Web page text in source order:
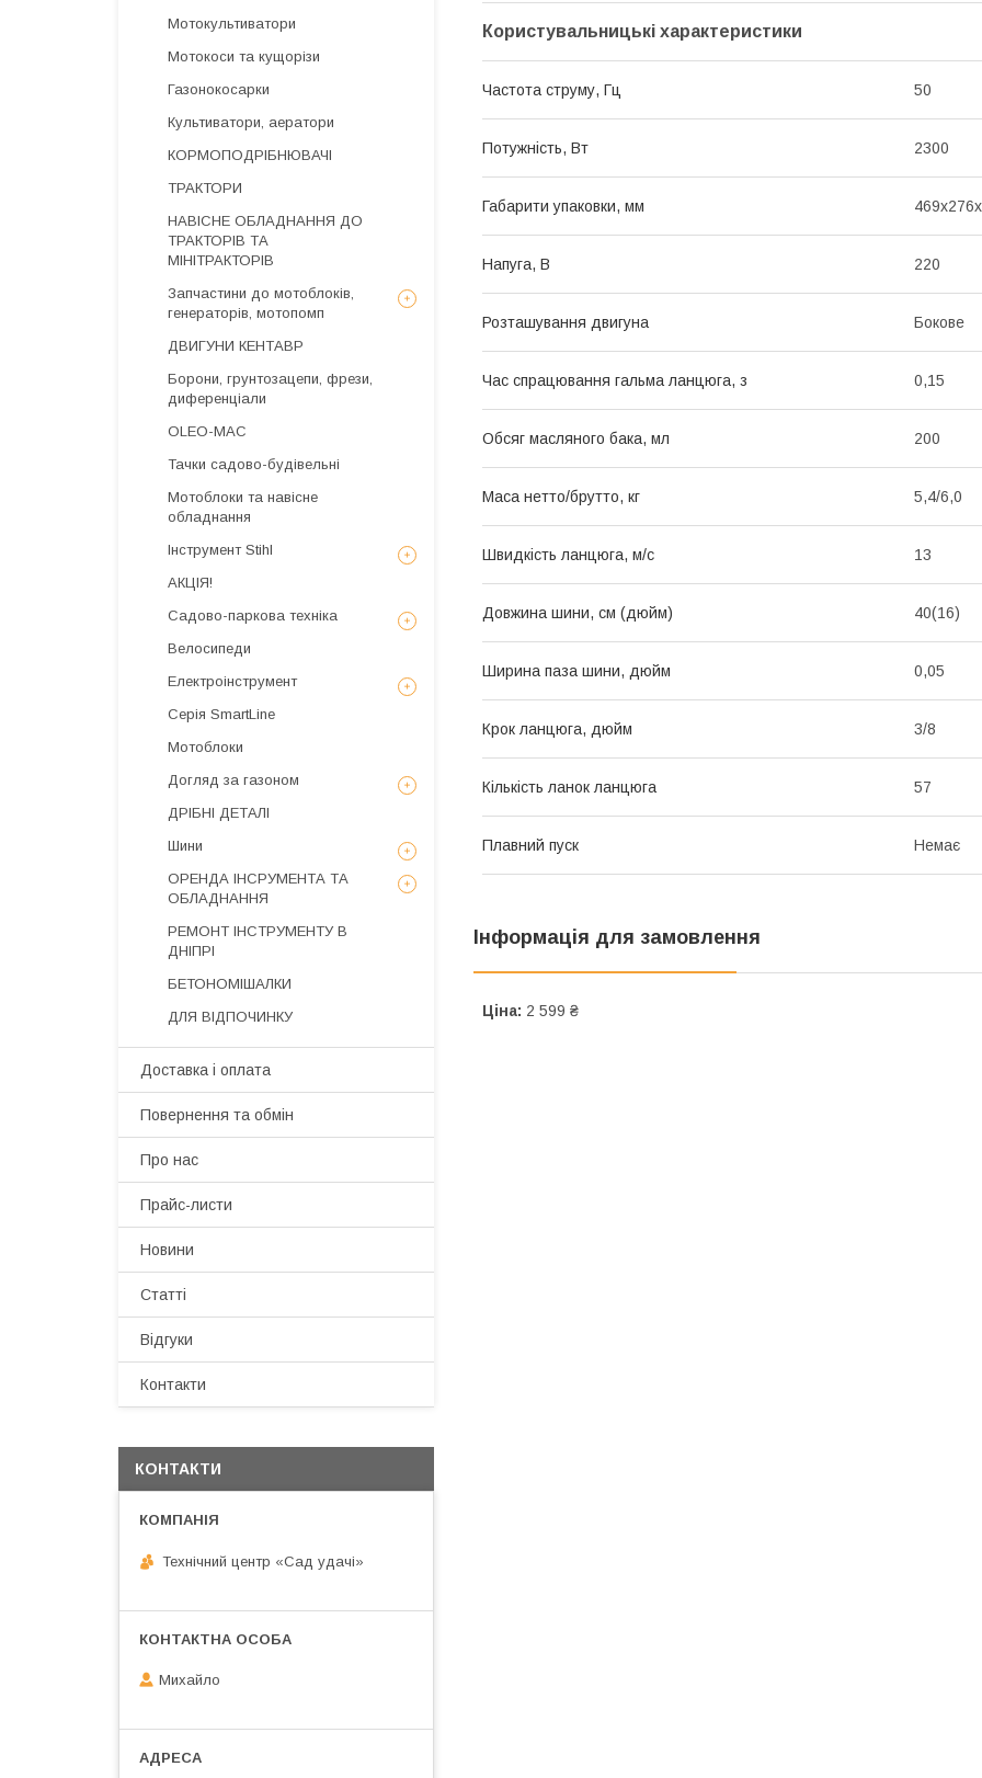
Користувальницькі характеристики
Частота струму, Гц 50
Потужність, Вт 2300
Габарити упаковки, мм
Напуга, В 220
Розташування двигуна Бокове
Час спрацювання гальма ланцюга, з 0,15
Обсяг масляного бака, мл 200
Маса нетто/брутто, кг 5,4/6,0
Швидкість ланцюга, м/с 13
Довжина шини, см (дюйм) 40(16)
Ширина паза шини, дюйм 0,05
Крок ланцюга, дюйм 3/8
Кількість ланок ланцюга 57
Плавний пуск Немає
Інформація для замовлення
Ціна: 2 599 ₴
Мотокультиватори
Мотокоси та кущорізи
Газонокосарки
Культиватори, аератори
КОРМОПОДРІБНЮВАЧІ
ТРАКТОРИ
НАВІСНЕ ОБЛАДНАННЯ ДО
ТРАКТОРІВ ТА
МІНІТРАКТОРІВ
Запчастини до мотоблоків,
генераторів, мотопомп
ДВИГУНИ КЕНТАВР
Борони, грунтозацепи, фрези,
диференціали
OLEO-MAC
Тачки садово-будівельні
Мотоблоки та навісне
обладнання
Інструмент Stihl
АКЦІЯ!
Садово-паркова техніка
Велосипеди
Електроінструмент
Серія SmartLine
Мотоблоки
Догляд за газоном
ДРІБНІ ДЕТАЛІ
Шини
ОРЕНДА ІНСРУМЕНТА ТА
ОБЛАДНАННЯ
РЕМОНТ ІНСТРУМЕНТУ В
ДНІПРІ
БЕТОНОМІШАЛКИ
ДЛЯ ВІДПОЧИНКУ
Доставка і оплата
Повернення та обмін
Про нас
Прайс-листи
Новини
Статті
Відгуки
Контакти
КОНТАКТИ
Технічний центр «Сад удачі»
Михайло